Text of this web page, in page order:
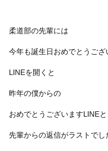
柔道部の先輩には
今年も誕生日おめでとうござ
LINEを開くと
昨年の僕からの
おめでとうございますLINEと
先輩からの返信がラストでし